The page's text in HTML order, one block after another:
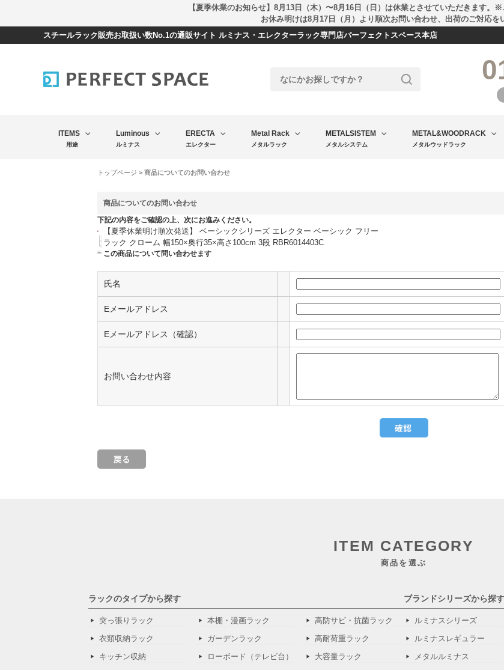
【夏季休業のお知らせ】8月13日（木）〜8月16日（日）は休業とさせていただきます。※
お休み明けは8月17日（月）より順次お問い合わせ、出荷のご対応を
スチールラック販売お取扱い数No.1の通販サイト ルミナス・エレクターラック専門店パーフェクトスペース本店
ITEMS
用途
Luminous
ルミナス
ERECTA
エレクター
Metal Rack
メタルラック
METALSISTEM
メタルシステム
METAL&WOODRACK
メタルウッドラック
トップページ > 商品についてのお問い合わせ
商品についてのお問い合わせ
下記の内容をご確認の上、次にお進みください。
【夏季休業明け順次発送】 ベーシックシリーズ エレクター ベーシック フリー
ラック クローム 幅150×奥行35×高さ100cm 3段 RBR6014403C
この商品について問い合わせます
氏名
Eメールアドレス
Eメールアドレス（確認）
お問い合わせ内容